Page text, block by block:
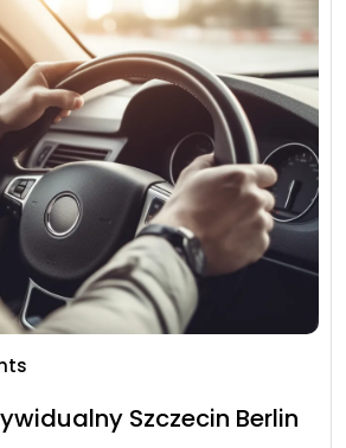
Szczecin Berlin